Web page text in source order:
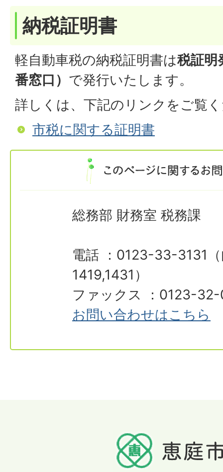
納税証明書
軽自動車税の納税証明書は税証明
番窓口） で発行いたします。
詳しくは、下記のリンクをご覧
市税に関する証明書
総務部 財務室 税務課
電話 ：0123-33-3131（
1419,1431）
ファックス ：0123-
お問い合わせはこちら